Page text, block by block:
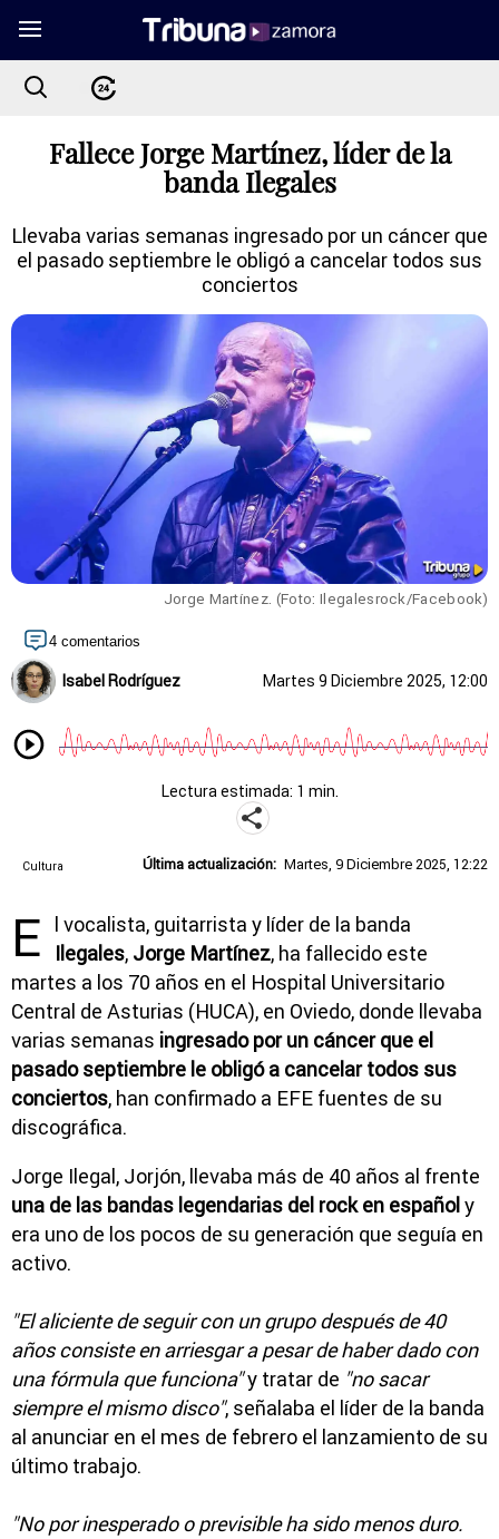
Fallece Jorge Martínez, líder de la
banda Ilegales
Llevaba varias semanas ingresado por un cáncer que
el pasado septiembre le obligó a cancelar todos sus
conciertos
Jorge Martínez. (Foto: Ilegalesrock/Facebook)
4 comentarios
Isabel Rodríguez Martes 9 Diciembre 2025, 12:00
Lectura estimada: 1 min.
Cultura Última actualización: Martes, 9 Diciembre 2025, 12:22
E
l vocalista, guitarrista y líder de la banda
Ilegales, Jorge Martínez, ha fallecido este
martes a los 70 años en el Hospital Universitario
Central de Asturias (HUCA), en Oviedo, donde llevaba
varias semanas ingresado por un cáncer que el
pasado septiembre le obligó a cancelar todos sus
conciertos, han confirmado a EFE fuentes de su
discográfica.
Jorge Ilegal, Jorjón, llevaba más de 40 años al frente
una de las bandas legendarias del rock en españoly
era uno de los pocos de su generación que seguía en
activo.
"El aliciente de seguir con un grupo después de 40
años consiste en arriesgar a pesar de haber dado con
una fórmula que funciona"y tratar de "no sacar
siempre el mismo disco", señalaba el líder de la banda
al anunciar en el mes de febrero el lanzamiento de su
último trabajo.
"No por inesperado o previsible ha sido menos duro.